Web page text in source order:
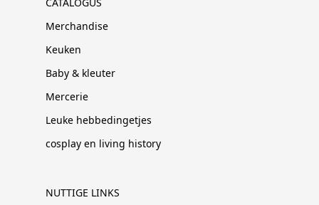
Merchandise
Keuken
Baby & kleuter
Mercerie
Leuke hebbedingetjes
cosplay en living history
NUTTIGE LINKS